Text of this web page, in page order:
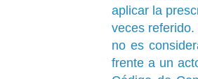
aplicar la
veces
no es
frente a un